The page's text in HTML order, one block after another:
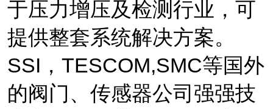
于压力增压及检测行业，可
提供整套系统解决方案。
SSI ，TESCOM,SMC等国外
的阀门、传感器公司强强技